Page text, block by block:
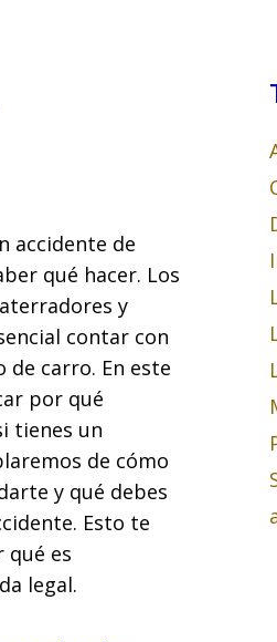
accidente de
qué hacer. Los
y
contar con
carro. En este
por qué
tienes un
de cómo
y qué debes
Esto te
qué es
legal.